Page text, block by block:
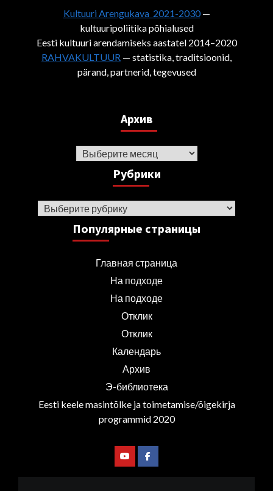
Kultuuri Arengukava 2021-2030—
kultuuripoliitika põhialused
Eesti kultuuri arendamiseks aastatel 2014–2020
RAHVAKULTUUR — statistika, traditsioonid,
pärand, partnerid, tegevused
Архив
Архив
Рубрики
Рубрики
Популярные страницы
Главная страница
На подходе
На подходе
Отклик
Отклик
Календарь
Архив
Э-библиотека
Eesti keele masintõlke ja toimetamise/õigekirja
programmid 2020
YoutubeFacebook